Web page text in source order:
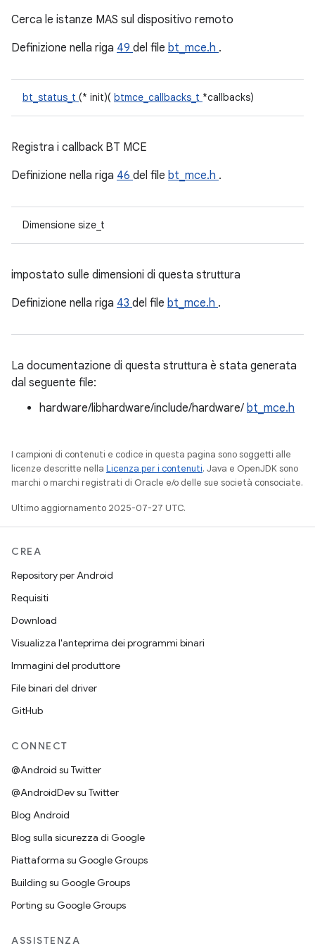
Cerca le istanze MAS sul dispositivo remoto
Definizione nella riga 49 del file bt_mce.h .
bt_status_t (* init)( btmce_callbacks_t *callbacks)
Registra i callback BT MCE
Definizione nella riga 46 del file bt_mce.h .
Dimensione size_t
impostato sulle dimensioni di questa struttura
Definizione nella riga 43 del file bt_mce.h .
La documentazione di questa struttura è stata generata
dal seguente file:
hardware/libhardware/include/hardware/ bt_mce.h
I campioni di contenuti e codice in questa pagina sono soggetti alle
licenze descritte nella Licenza per i contenuti. Java e OpenJDK sono
marchi o marchi registrati di Oracle e/o delle sue società consociate.
Ultimo aggiornamento 2025-07-27 UTC.
CREA
Repository per Android
Requisiti
Download
Visualizza l'anteprima dei programmi binari
Immagini del produttore
File binari del driver
GitHub
CONNECT
@Android su Twitter
@AndroidDev su Twitter
Blog Android
Blog sulla sicurezza di Google
Piattaforma su Google Groups
Building su Google Groups
Porting su Google Groups
ASSISTENZA